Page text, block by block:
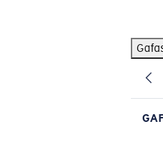
BÚSQUEDAS POPULARES
Pilothouse PRO Limited Edition
Gafas de sol personalizadas
Los más vendidos de gafas de